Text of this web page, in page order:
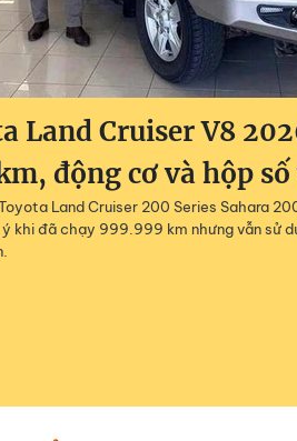
Land Cruiser V8
động cơ và hộp
Land Cruiser 200 Series Sahara
khi đã chạy 999.999 km nhưng vẫn sử